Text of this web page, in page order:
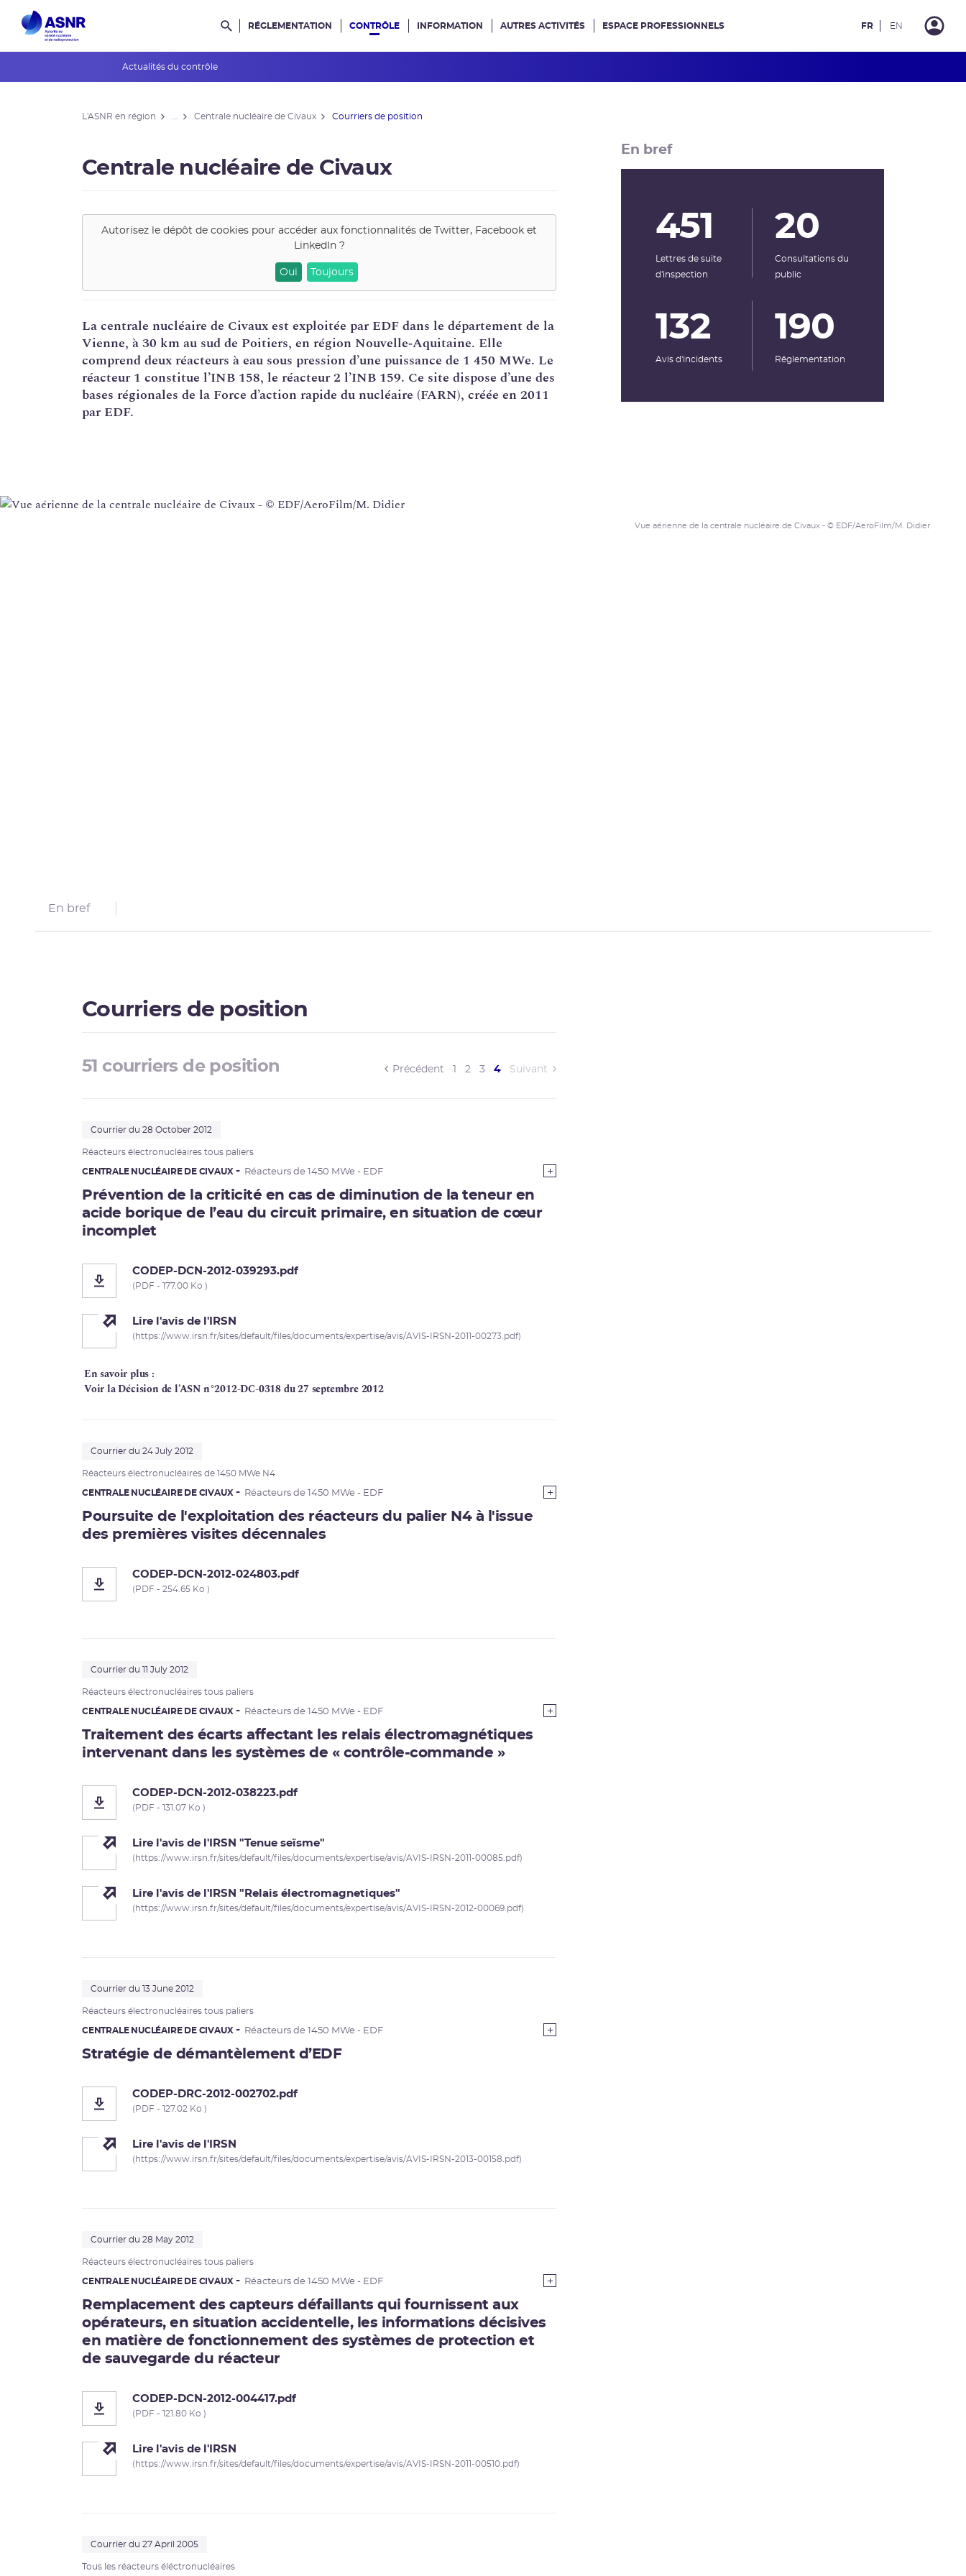
Rechercher dans le site
RÉGLEMENTATION CONTRÔLE
Actualités du contrôle
INES et ASN-SFRO
Petits Réacteurs Modulaires
Corrosion sous contrainte
Évaluations complémentaires de sûreté
INFORMATION AUTRES ACTIVITÉS ESPACE PROFESSIONNELS FR EN
L'ASNR en région Centrale nucléaire de Civaux Courriers de position
Centrale nucléaire de Civaux
Autorisez le dépôt de cookies pour accéder aux fonctionnalités de
Twitter, Facebook et
LinkedIn?
Oui Toujours
Lacentrale nucléaire de Civaux est exploitée parEDFdans le département de la
Vienne, à 30 km au sud de Poitiers, en région Nouvelle‑Aquitaine. Elle
comprend deux réacteurs à eau sous pression d’une puissance de 1 450 MWe. Le
réacteur 1 constitue l’INB 158, le réacteur 2 l’INB 159. Ce site dispose d’une des
bases régionales de la Force d’action rapide du nucléaire (FARN), créée en 2011
par EDF.
En bref
451
Lettres de suite
d'inspection
20
Consultations du
public
132
Avis d'incidents
190
Rêglementation
Vue aérienne de la centrale nucléaire de Civaux - © EDF/AeroFilm/M. Didier
En bref
Courriers de position
51 courriers de position Précédent 2 3 4(current)
Suivant
Courrier du 28 October 2012
Réacteurs électronucléaires tous paliers
CENTRALE NUCLÉAIRE DE CIVAUX Réacteurs de 1450 MWe - EDF
Prévention de la criticité en cas de diminution de la teneur en
acide borique de l’eau du circuit primaire, en situation de cœur
incomplet
CODEP-DCN-2012-039293.pdf
(PDF - 177.00 Ko )
Lire l'avis de l'IRSN
(https://www.irsn.fr/sites/default/files/documents/expertise/avis/AVIS-IRSN-2011-00273.pdf)
En savoir plus :
Voir la Décision de l’ASN n°2012-DC-0318 du 27 septembre 2012
Courrier du 24 July 2012
Réacteurs électronucléaires de 1450 MWe N4
CENTRALE NUCLÉAIRE DE CIVAUX Réacteurs de 1450 MWe - EDF
Poursuite de l'exploitation des réacteurs du palier N4 à l'issue
des premières visites décennales
CODEP-DCN-2012-024803.pdf
(PDF - 254.65 Ko )
Courrier du 11 July 2012
Réacteurs électronucléaires tous paliers
CENTRALE NUCLÉAIRE DE CIVAUX Réacteurs de 1450 MWe - EDF
Traitement des écarts affectant les relais électromagnétiques
intervenant dans les systèmes de « contrôle-commande »
CODEP-DCN-2012-038223.pdf
(PDF - 131.07 Ko )
Lire l'avis de l'IRSN "Tenue seïsme"
(https://www.irsn.fr/sites/default/files/documents/expertise/avis/AVIS-IRSN-2011-00085.pdf)
Lire l'avis de l'IRSN "Relais électromagnetiques"
(https://www.irsn.fr/sites/default/files/documents/expertise/avis/AVIS-IRSN-2012-00069.pdf)
Courrier du 13 June 2012
Réacteurs électronucléaires tous paliers
CENTRALE NUCLÉAIRE DE CIVAUX Réacteurs de 1450 MWe - EDF
Stratégie de démantèlement d’EDF
CODEP-DRC-2012-002702.pdf
(PDF - 127.02 Ko )
Lire l'avis de l'IRSN
(https://www.irsn.fr/sites/default/files/documents/expertise/avis/AVIS-IRSN-2013-00158.pdf)
Courrier du 28 May 2012
Réacteurs électronucléaires tous paliers
CENTRALE NUCLÉAIRE DE CIVAUX Réacteurs de 1450 MWe - EDF
Remplacement des capteurs défaillants qui fournissent aux
opérateurs, en situation accidentelle, les informations décisives
en matière de fonctionnement des systèmes de protection et
de sauvegarde du réacteur
CODEP-DCN-2012-004417.pdf
(PDF - 121.80 Ko )
Lire l'avis de l'IRSN
(https://www.irsn.fr/sites/default/files/documents/expertise/avis/AVIS-IRSN-2011-00510.pdf)
Courrier du 27 April 2005
Tous les réacteurs éléctronucléaires